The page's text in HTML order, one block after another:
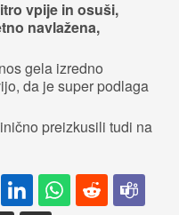
vpije in osuši,
navlažena,
gela izredno
da je super podlaga
preizkusili tudi na